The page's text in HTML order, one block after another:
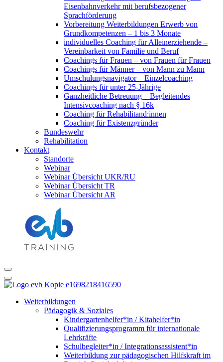
Eisenbahnverkehr mit berufsbezogener
Sprachförderung
Vorbereitung Weiterbildungen Erwerb von
Grundkompetenzen – 1 bis 3 Monate
individuelles Coaching für Alleinerziehende –
Vereinbarkeit von Familie und Beruf
Coachings für Frauen – von Frauen für Frauen
Coachings für Männer – von Mann zu Mann
Umschulungsnavigator – Einzelcoaching
Coachings für unter 25-Jährige
Ganzheitliche Betreuung – Begleitendes
Intensivcoaching nach § 16k
Coaching für Rehabilitand:innen
Coaching für Existenzgründer
Bundeswehr
Rehabilitation
Kontakt
Standorte
Webinar
Webinar Übersicht UKR/RU
Webinar Übersicht TR
Webinar Übersicht AR
Weiterbildungen
Pädagogik & Soziales
Kindergartenhelfer*in / Kitahelfer*in
Qualifizierungsprogramm für internationale
Lehrkräfte
Schulbegleiter*in / Integrationsassistent*in
Weiterbildung zur pädagogischen Hilfskraft im